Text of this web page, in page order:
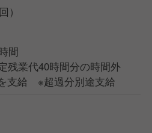
）
間
残業代40時間分の時間外
支給 ※超過分別途支給